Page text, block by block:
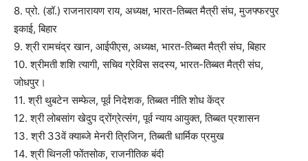
8. प्रो. (डॉ.) राजनारायण राय, अध्यक्ष, भारत-तिब्बत मैत्री संघ, मुजफ्फरपुर
इकाई, बिहार
9. श्री रामचंद्र खान, आईपीएस, अध्यक्ष, भारत-तिब्बत मैत्री संघ, बिहार
10. श्रीमती शशि त्यागी, सचिव ग्रेविस सदस्य, भारत-तिब्बत मैत्री संघ,
जोधपुर।
11. श्री थुबटेन सम्फेल, पूर्व निदेशक, तिब्बत नीति शोध केंद्र
12. श्री लोबसांग खेदुप द्रोंग्रेत्संग, पूर्व न्याय आयुक्त, तिब्बत प्रशासन
13. श्री 33वें क्याब्जे मेनरी त्रिजिन, तिब्बती धार्मिक प्रमुख
14. श्री थिनली फोंतसोक, राजनीतिक बंदी